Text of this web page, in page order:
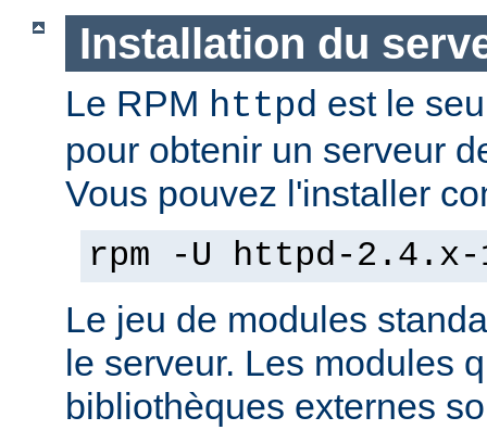
Installation du
Le RPM httpd est le
pour obtenir un serveur
Vous pouvez l'installer
rpm -U httpd-2.4.x-
Le jeu de modules
le serveur. Les modules
bibliothèques externes